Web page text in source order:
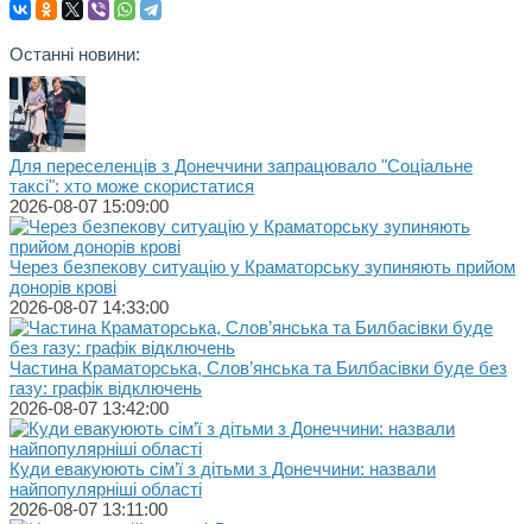
Останні новини:
Для переселенців з Донеччини запрацювало "Соціальне
таксі": хто може скористатися
2026-08-07 15:09:00
Через безпекову ситуацію у Краматорську зупиняють прийом
донорів крові
2026-08-07 14:33:00
Частина Краматорська, Слов’янська та Билбасівки буде без
газу: графік відключень
2026-08-07 13:42:00
Куди евакуюють сім’ї з дітьми з Донеччини: назвали
найпопулярніші області
2026-08-07 13:11:00